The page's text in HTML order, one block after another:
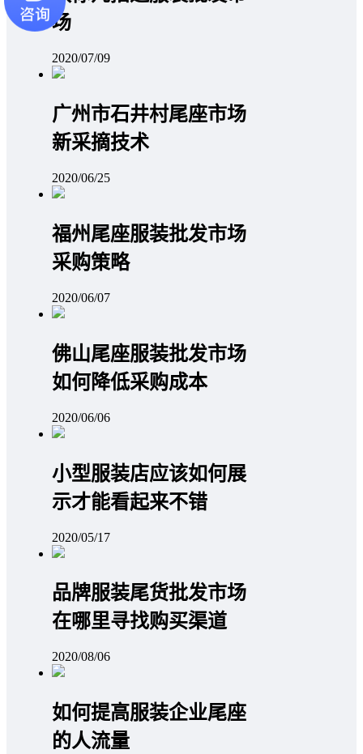
场
2020/07/09
广州市石井村尾座市场
新采摘技术
2020/06/25
福州尾座服装批发市场
采购策略
2020/06/07
佛山尾座服装批发市场
如何降低采购成本
2020/06/06
小型服装店应该如何展
示才能看起来不错
2020/05/17
品牌服装尾货批发市场
在哪里寻找购买渠道
2020/08/06
如何提高服装企业尾座
的人流量